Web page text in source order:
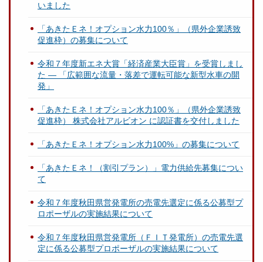
いました
「あきたＥネ！オプション水力100％」（県外企業誘致
促進枠）の募集について
令和７年度新エネ大賞「経済産業大臣賞」を受賞しまし
た ― 「広範囲な流量・落差で運転可能な新型水車の開
発」
「あきたＥネ！オプション水力100％」（県外企業誘致
促進枠） 株式会社アルビオン に認証書を交付しました
「あきたＥネ！オプション水力100%」の募集について
「あきたＥネ！（割引プラン）」電力供給先募集につい
て
令和７年度秋田県営発電所の売電先選定に係る公募型プ
ロポーザルの実施結果について
令和７年度秋田県営発電所（ＦＩＴ発電所）の売電先選
定に係る公募型プロポーザルの実施結果について